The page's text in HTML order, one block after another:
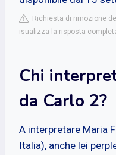
Richiesta di rimozione
isualizza la risposta
Chi
da Carlo 2?
A interpretare Maria
Italia), anche lei